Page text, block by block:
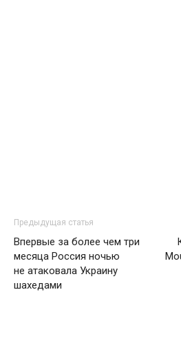
Предыдущая статья
Впервые за более чем три
месяца Россия ночью
не атаковала Украину
шахедами